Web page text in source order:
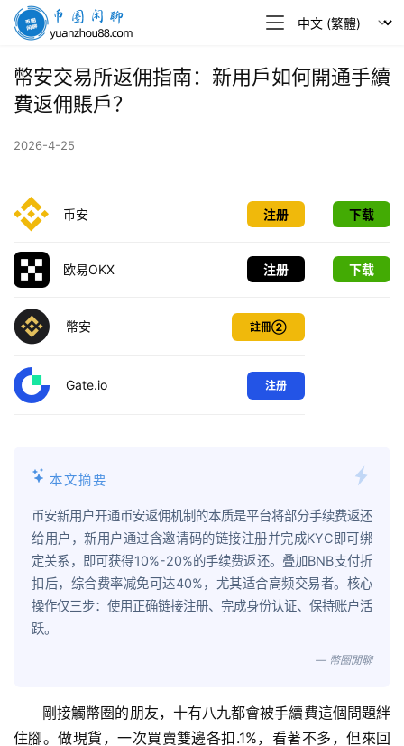
幣
閒
聊
幣安交易所返佣指南：新用戶如何開通手續
費返佣賬戶？
2026-4-25
币安 注册 下载
欧易OKX 注册 下载
幣安 註冊②
Gate.io 注册
本文摘要
币安新用户开通币安返佣机制的本质是平台将部分手续费返还
给用户，新用户通过含邀请码的链接注册并完成KYC即可绑
定关系，即可获得10%-20%的手续费返还。叠加BNB支付折
扣后，综合费率减免可达40%，尤其适合高频交易者。核心
操作仅三步：使用正确链接注册、完成身份认证、保持账户活
跃。
— 幣圈閒聊
剛接觸幣圈的朋友，十有八九都會被手續費這個問題絆
住腳。做現貨，一次買賣雙邊各扣.1%，看著不多，但來回